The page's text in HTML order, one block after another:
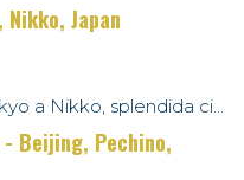
Japan
a Nikko, splendida ci...
- Beijing, Pechino,